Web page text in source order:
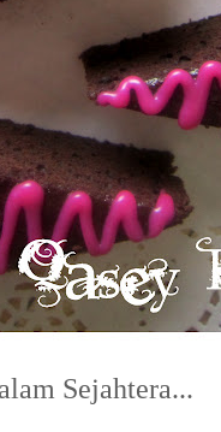
Sejahtera...